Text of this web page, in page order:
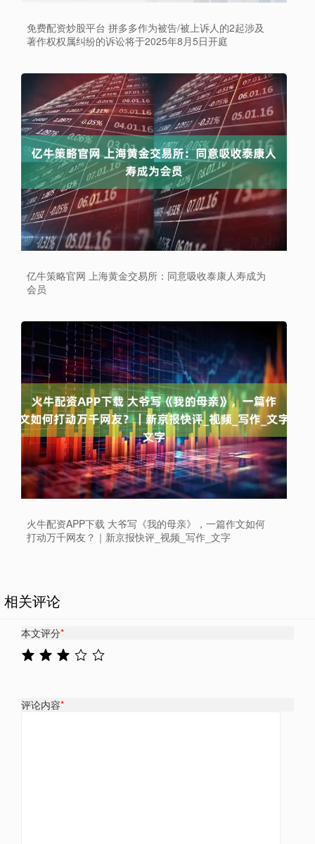
免费配资炒股平台 拼多多作为被告/被上诉人的2起涉及
著作权权属纠纷的诉讼将于2025年8月5日开庭
亿牛策略官网 上海黄金交易所：同意吸收泰康人寿成为
会员
火牛配资APP下载 大爷写《我的母亲》，一篇作文如何
打动万千网友？｜新京报快评_视频_写作_文字
相关评论
本文评分*
评论内容*